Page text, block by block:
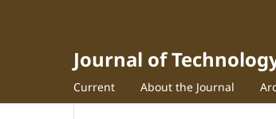
Journal of
Current About the Journal